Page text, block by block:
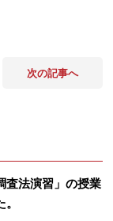
次の記事へ
査法演習」の授業